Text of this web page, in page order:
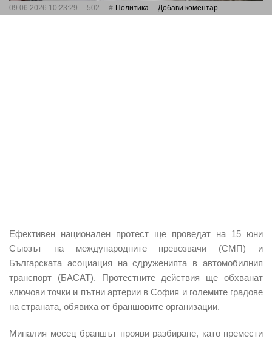
09.06.2026 10:23:29 502 Политика Добави коментар
Ефективен национален протест ще проведат на 15 юни
Съюзът на международните превозвачи (СМП) и
Българската асоциация на сдруженията в автомобилния
транспорт (БАСАТ). Протестните действия ще обхванат
ключови точки и пътни артерии в София и големите градове
на страната, обявиха от браншовите организации.
Миналия месец браншът прояви разбиране, като премести